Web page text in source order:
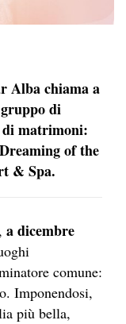
Alba chiama a
di
di matrimoni:
of the
& Spa.
a dicembre
comune:
Imponendosi,
più bella,